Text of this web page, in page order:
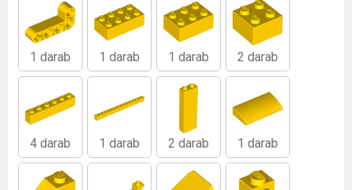
1 darab 1 darab 1 darab 2 darab
4 darab 1 darab 2 darab 1 darab